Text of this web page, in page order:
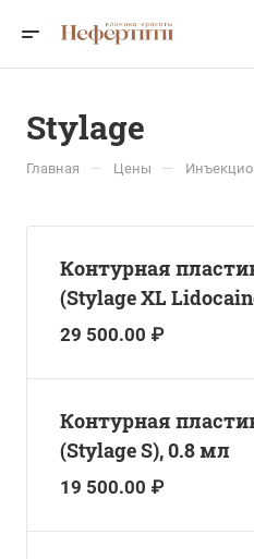
Stylage
Главная — Цены —
Контурная
(Stylage XL
29 500.00 ₽
Контурная
(Stylage S), 0.8 мл
19 500.00 ₽